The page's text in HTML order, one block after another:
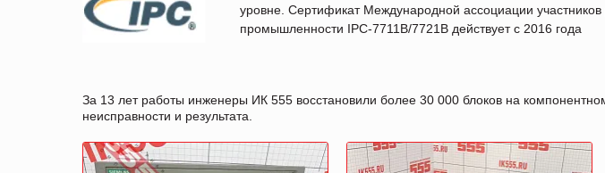
уровне. Сертификат Международной ассоциации участников
промышленности IPC-7711B/7721B действует с 2016 года
За 13 лет работы инженеры ИК 555 восстановили более 30 000 блоков на
неисправности и результата.